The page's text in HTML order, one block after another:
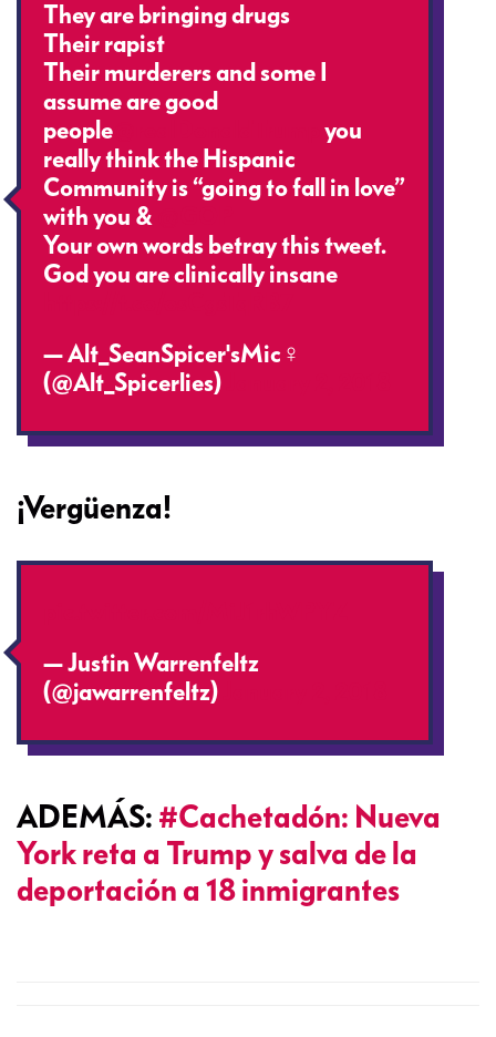
They are bringing drugs
Their rapist
Their murderers and some I
assume are good
people
you
really think the Hispanic
Community is “going to fall in love”
with you &
Your own words betray this tweet.
God you are clinically insane
— Alt_SeanSpicer'sMic‍♀️
(@Alt_Spicerlies)
¡Vergüenza!
— Justin Warrenfeltz
(@jawarrenfeltz)
ADEMÁS: #Cachetadón: Nueva
York reta a Trump y salva de la
deportación a 18 inmigrantes